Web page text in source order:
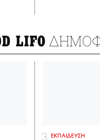
LIFO
ΕΚΠΑΙΔΕΥΣΗ